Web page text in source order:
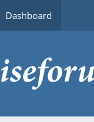
Dashboard